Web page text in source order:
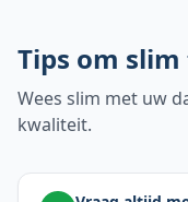
Tips om
Wees slim met uw
kwaliteit.